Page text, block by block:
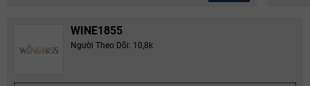
WINE1855
Người Theo Dõi: 10,8k